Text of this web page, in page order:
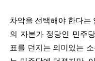
차악을 선택해야 한다는
의 자본가 정당인 민주
표를 던지는 의미있는